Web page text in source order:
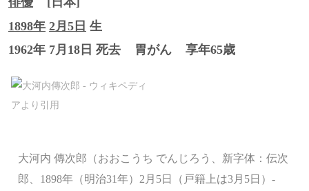
1898年 2月5日 生
1962年 7月18日 死去
胃がん 享年65歳
大河内 傳次郎（おおこうち でんじろう、新字体：伝次
郎、1898年（明治31年）2月5日（戸籍上は3月5日）-